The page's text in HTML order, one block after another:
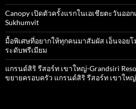
Canopy เปิดตัวครั้งแรกในเอเชียตะวันออก
Sukhumvit
มื้อพิเศษที่อยากให้ทุกคนมาสัมผัส เอ็นจอย
ระดับพรีเมียม
แกรนด์สิริ​ รีสอร์ท​ เขาใหญ่​-Grandsiri​
ขยายครอบครัว แกรนด์สิริ รีสอร์ท เขาให